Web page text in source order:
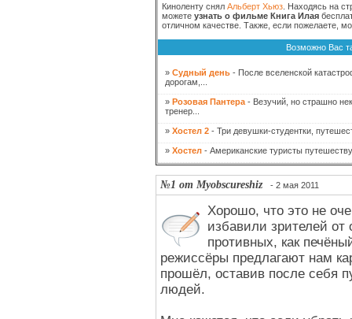
Киноленту снял Альберт Хьюз . Находясь на
можете узнать о фильме Книга Илая
отличном качестве. Также, если пожелаете,
Возможно Вас
» Судный день - После вселенской
дорогам,...
» Розовая Пантера - Везучий, но страшно
тренер...
» Хостел 2 - Три девушки-студентки,
» Хостел - Американские туристы
№1 от Myobscureshiz - 2 мая 2011
Хорошо, что это не
избавили зрителей
противных, как
режиссёры предлагают нам
прошёл, оставив после себя
людей.